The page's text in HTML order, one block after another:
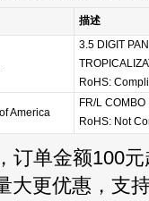
描述
3.5 DIGIT
RoHS:
America
FR/L
RoHS: Not
单金额100元
大更优惠，支